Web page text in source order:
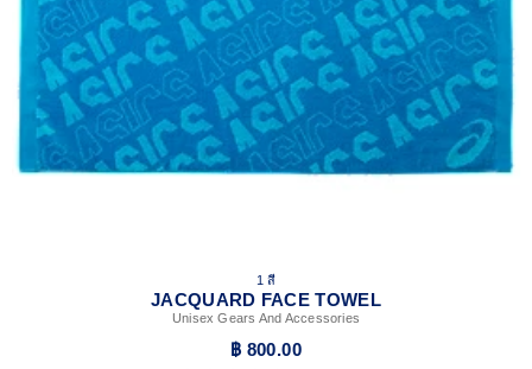
1 สี
JACQUARD FACE TOWEL
Unisex Gears And Accessories
฿ 800.00